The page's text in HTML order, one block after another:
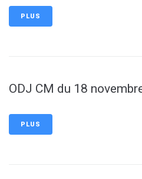
PLUS
ODJ CM du 18
PLUS